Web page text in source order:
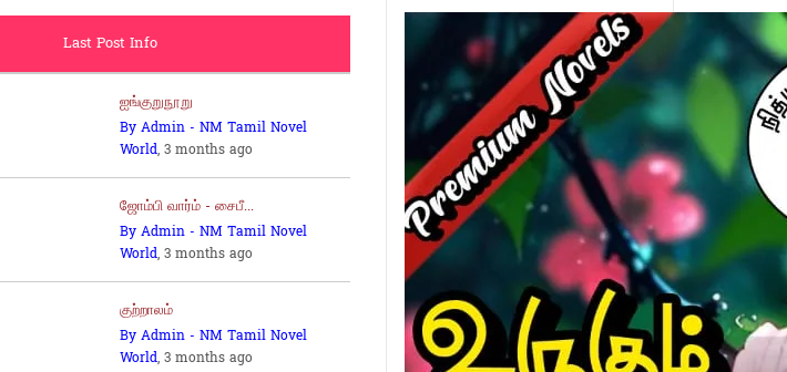
Last Post Info
ஐங்குறுநூறு
By Admin - NM Tamil Novel
World, 3 months ago
ஜோம்பி வார்ம் - சைபீ...
By Admin - NM Tamil Novel
World, 3 months ago
குற்றாலம்
By Admin - NM Tamil Novel
World, 3 months ago